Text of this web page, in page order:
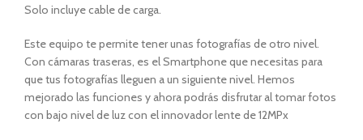
Solo incluye cable de carga.
Este equipo te permite tener unas fotografías de otro nivel.
Con cámaras traseras, es el Smartphone que necesitas para
que tus fotografías lleguen a un siguiente nivel. Hemos
mejorado las funciones y ahora podrás disfrutar al tomar fotos
con bajo nivel de luz con el innovador lente de 12MPx